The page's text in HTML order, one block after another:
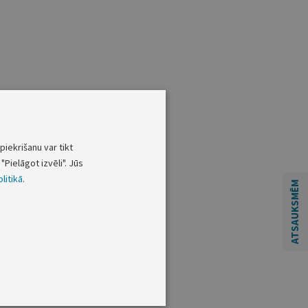
ATSAUKSMĒM
var tikt
izvēli". Jūs
.